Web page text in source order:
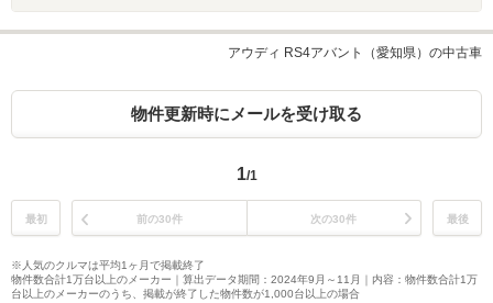
アウディ RS4アバント（愛知県）の中古車
物件更新時にメールを受け取る
1/1
最初 前の30件 次の30件 最後
※人気のクルマは平均1ヶ月で掲載終了
物件数合計1万台以上のメーカー｜算出データ期間：2024年9月～11月｜内容：物件数合計1万
台以上のメーカーのうち、掲載が終了した物件数が1,000台以上の場合